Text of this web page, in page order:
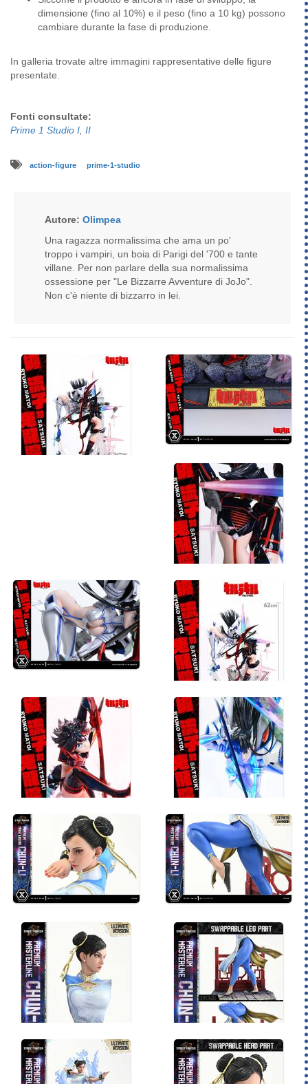
dimensione (fino al 10%) e il peso (fino a 10 kg) possono
cambiare durante la fase di produzione.
In galleria trovate altre immagini rappresentative delle figure
presentate.
Fonti consultate:
Prime 1 Studio I II
action-figure prime-1-studio
Autore: Olimpea
Una ragazza normalissima che ama un po'
troppo i vampiri, un boia di Parigi del '700 e tante
villane. Per non parlare della sua normalissima
ossessione per "Le Bizzarre Avventure di JoJo".
Non c'è niente di bizzarro in lei.